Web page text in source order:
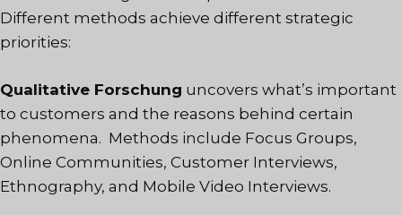
Different methods achieve different strategic
priorities:
Qualitative Forschung uncovers what’s important
to customers and the reasons behind certain
phenomena. Methods include Focus Groups,
Online Communities, Customer Interviews,
Ethnography, and Mobile Video Interviews.